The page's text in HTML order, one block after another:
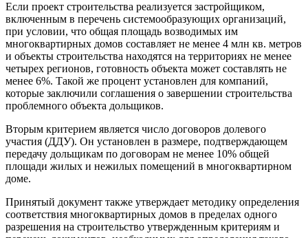
Если проект строительства реализуется застройщиком,
включенным в перечень системообразующих организаций,
при условии, что общая площадь возводимых им
многоквартирных домов составляет не менее 4 млн кв. метров
и объекты строительства находятся на территориях не менее
четырех регионов, готовность объекта может составлять не
менее 6%. Такой же процент установлен для компаний,
которые заключили соглашения о завершении строительства
проблемного объекта дольщиков.
Вторым критерием является число договоров долевого
участия (ДДУ). Он установлен в размере, подтверждающем
передачу дольщикам по договорам не менее 10% общей
площади жилых и нежилых помещений в многоквартирном
доме.
Принятый документ также утверждает методику определения
соответствия многоквартирных домов в пределах одного
разрешения на строительство утвержденным критериям и